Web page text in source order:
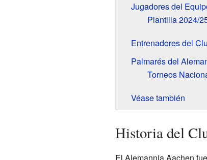
Jugadores del
Plantilla 2024/
Entrenadores del
Palmarés del
Torneos
Véase también
Historia del